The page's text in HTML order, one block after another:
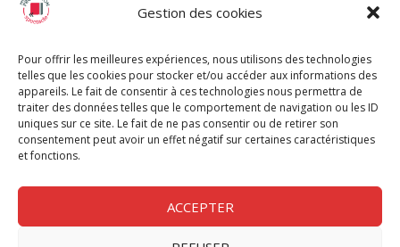
Gestion des cookies
Pour offrir les meilleures expériences, nous utilisons des technologies
telles que les cookies pour stocker et/ou accéder aux informations des
appareils. Le fait de consentir à ces technologies nous permettra de
traiter des données telles que le comportement de navigation ou les ID
uniques sur ce site. Le fait de ne pas consentir ou de retirer son
consentement peut avoir un effet négatif sur certaines caractéristiques
et fonctions.
ACCEPTER
Chèque Intermittents
Chèque Compta
Chèque Emploi Spectacle
G-Pods
Profession Audio-visuel